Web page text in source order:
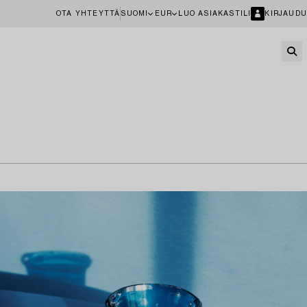
OTA YHTEYTTÄ SUOMI EUR LUO ASIAKASTILI KIRJAUDU